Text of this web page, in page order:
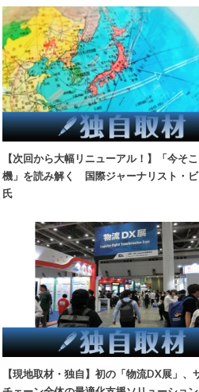
【次回から大幅リニューアル！】「今そ
機」を読み解く 国際ジャーナリスト・
氏
【現地取材・独自】初の「物流DX展」、